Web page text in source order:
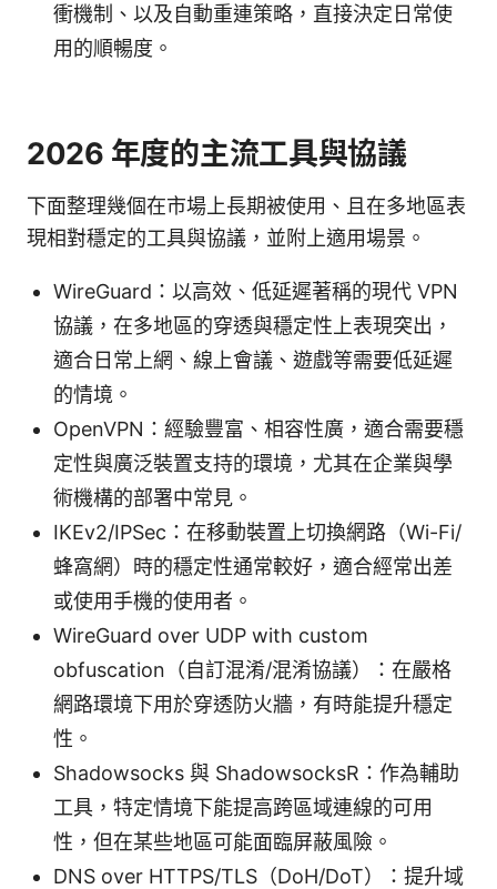
衝機制、以及自動重連策略，直接決定日常使
用的順暢度。
2026 年度的主流工具與協議
下面整理幾個在市場上長期被使用、且在多地區表
現相對穩定的工具與協議，並附上適用場景。
WireGuard：以高效、低延遲著稱的現代 VPN
協議，在多地區的穿透與穩定性上表現突出，
適合日常上網、線上會議、遊戲等需要低延遲
的情境。
OpenVPN：經驗豐富、相容性廣，適合需要穩
定性與廣泛裝置支持的環境，尤其在企業與學
術機構的部署中常見。
IKEv2/IPSec：在移動裝置上切換網路（Wi-Fi/
蜂窩網）時的穩定性通常較好，適合經常出差
或使用手機的使用者。
WireGuard over UDP with custom
obfuscation（自訂混淆/混淆協議）：在嚴格
網路環境下用於穿透防火牆，有時能提升穩定
性。
Shadowsocks 與 ShadowsocksR：作為輔助
工具，特定情境下能提高跨區域連線的可用
性，但在某些地區可能面臨屏蔽風險。
DNS over HTTPS/TLS（DoH/DoT）：提升域